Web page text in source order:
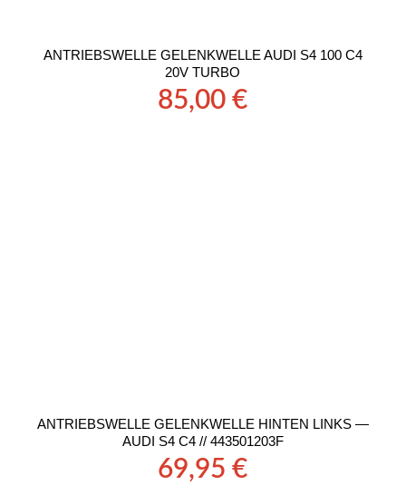
ANTRIEBSWELLE GELENKWELLE AUDI S4 100 C4
20V TURBO
85,00€
ANTRIEBSWELLE GELENKWELLE HINTEN LINKS —
AUDI S4 C4 // 443501203F
69,95€